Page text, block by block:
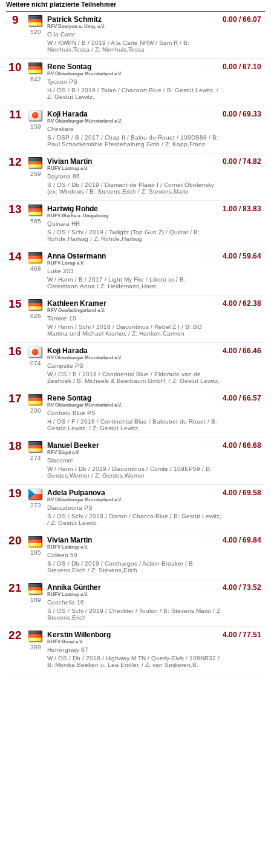
Weitere nicht platzierte Teilnehmer
9
520
0.00 / 66.07
Patrick Schmitz
RFV Doerpen u. Umg. e.V.
O la Carte
W / KWPN / B / 2019 / A la Carte NRW / Sam R / B:
Nienhuis,Tessa / Z: Nienhuis,Tessa
10
642
0.00 / 67.10
Rene Sontag
RV Oldenburger Münsterland e.V.
Tycoon PS
H / OS / B / 2019 / Talan / Chacoon Blue / B: Gestüt Lewitz, /
Z: Gestüt Lewitz,
11
159
0.00 / 69.33
Koji Harada
RV Oldenburger Münsterland e.V.
Cheskara
S / DSP / B / 2017 / Chap II / Balou du Rouet / 109DS88 / B:
Paul Schockemöhle Pferdehaltung Gmb / Z: Kopp,Franz
12
259
0.00 / 74.82
Vivian Martin
RUFV Lastrup e.V.
Daytona 86
S / OS / Db / 2019 / Diamant de Plaisir I / Cornet Obolensky
(ex: Windows / B: Stevens,Erich / Z: Stevens,Mario
13
565
1.00 / 83.83
Hartwig Rohde
RUFV Werlte u. Umgebung
Quinara HR
S / OS / Schi / 2019 / Twilight (Top Gun Z) / Quinar / B:
Rohde,Hartwig / Z: Rohde,Hartwig
14
468
4.00 / 59.64
Anna Ostermann
RUFV Lorup e.V.
Luke 203
W / Hann / B / 2017 / Light My Fire / Likoto xx / B:
Ostermann,Anna / Z: Heidemann,Horst
15
626
4.00 / 62.38
Kathleen Kramer
RFV Overledingerland e.V.
Tamme 10
W / Hann / Schi / 2018 / Diacontinus / Rebel Z I / B: BG
Martina und Michael Kramer, / Z: Hanken,Carmen
16
074
4.00 / 66.46
Koji Harada
RV Oldenburger Münsterland e.V.
Campsite PS
W / OS / B / 2018 / Continental Blue / Eldorado van de
Zeshoek / B: Michaels & Beerbaum GmbH, / Z: Gestüt Lewitz,
17
200
4.00 / 66.57
Rene Sontag
RV Oldenburger Münsterland e.V.
Conbalu Blue PS
H / OS / F / 2018 / Continental Blue / Baloubet du Rouet / B:
Gestüt Lewitz, / Z: Gestüt Lewitz,
18
274
4.00 / 66.68
Manuel Beeker
RFV Sögel e.V.
Diacomte
W / Hann / Db / 2019 / Diacontinus / Comte / 109EP59 / B:
Gerdes,Werner / Z: Gerdes,Werner
19
273
4.00 / 69.58
Adela Pulpanova
RV Oldenburger Münsterland e.V.
Diaccatoona PS
S / OS / Schi / 2018 / Diaron / Chacco-Blue / B: Gestüt Lewitz,
/ Z: Gestüt Lewitz,
20
195
4.00 / 69.84
Vivian Martin
RUFV Lastrup e.V.
Colleen 50
S / OS / Db / 2019 / Conthargos / Action-Breaker / B:
Stevens,Erich / Z: Stevens,Erich
21
189
4.00 / 73.52
Annika Günther
RUFV Lastrup e.V.
Coachella 16
S / OS / Schi / 2019 / Checkter / Toulon / B: Stevens,Mario / Z:
Stevens,Erich
22
389
4.00 / 77.51
Kerstin Willenborg
RUFV Bösel e.V.
Hemingway 87
W / OS / Db / 2018 / Highway M TN / Querly-Elvis / 108NR32 /
B: Monika Beeken u. Lea Endler, / Z: van Spijkeren,B.